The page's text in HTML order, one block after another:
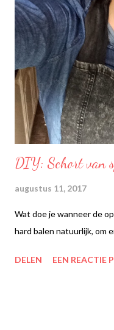
geen probleem en kan ik
doen; ik hoef er niet
moet.
DIY: Schort van
augustus 11, 2017
Wat doe je wanneer de
hard balen natuurlijk, om
DELEN EEN REACTIE